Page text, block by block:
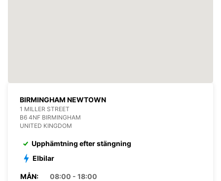
BIRMINGHAM NEWTOWN
1 MILLER STREET
B6 4NF BIRMINGHAM
UNITED KINGDOM
Upphämtning efter stängning
Elbilar
MÅN:
08:00 - 18:00